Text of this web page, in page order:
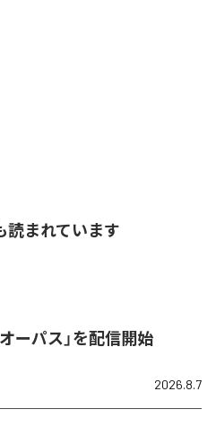
読まれています
ーパス」を配信開始
2026.8.7